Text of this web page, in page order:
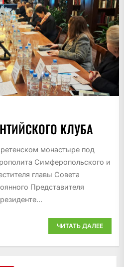
КЛУБА
монастыре под
Симферопольского и
главы Совета
Представителя
ЧИТАТЬ ДАЛЕЕ